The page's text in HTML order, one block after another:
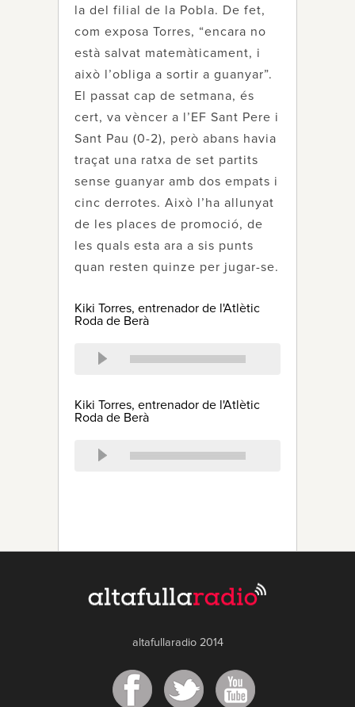
la del filial de la Pobla. De fet,
com exposa Torres, “encara no
està salvat matemàticament, i
això l’obliga a sortir a guanyar”.
El passat cap de setmana, és
cert, va vèncer a l’EF Sant Pere i
Sant Pau (0-2), però abans havia
traçat una ratxa de set partits
sense guanyar amb dos empats i
cinc derrotes. Això l’ha allunyat
de les places de promoció, de
les quals esta ara a sis punts
quan resten quinze per jugar-se.
Kiki Torres, entrenador de l'Atlètic
Roda de Berà
Kiki Torres, entrenador de l'Atlètic
Roda de Berà
altafullaradio 2014